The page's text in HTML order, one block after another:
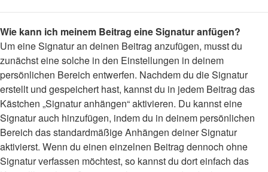
Wie kann ich meinem Beitrag eine Signatur anfügen?
Um eine Signatur an deinen Beitrag anzufügen, musst du
zunächst eine solche in den Einstellungen in deinem
persönlichen Bereich entwerfen. Nachdem du die Signatur
erstellt und gespeichert hast, kannst du in jedem Beitrag das
Kästchen „Signatur anhängen“ aktivieren. Du kannst eine
Signatur auch hinzufügen, indem du in deinem persönlichen
Bereich das standardmäßige Anhängen deiner Signatur
aktivierst. Wenn du einen einzelnen Beitrag dennoch ohne
Signatur verfassen möchtest, so kannst du dort einfach das